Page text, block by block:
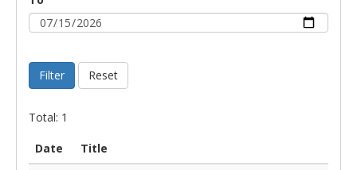
Filter Reset
Total: 1
Date
Title